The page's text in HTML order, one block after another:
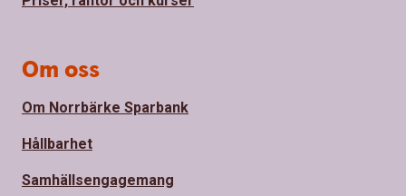
Om oss
Om Norrbärke Sparbank
Hållbarhet
Samhällsengagemang